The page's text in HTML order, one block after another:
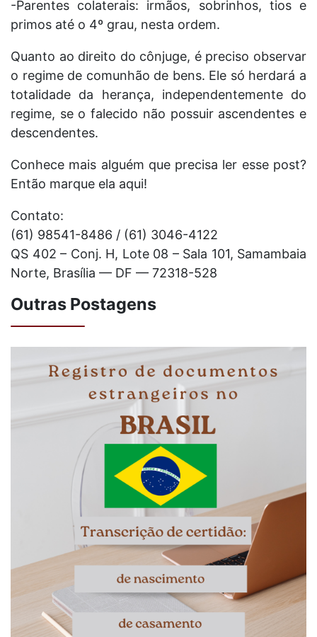
-Parentes colaterais: irmãos, sobrinhos, tios e
primos até o 4º grau, nesta ordem.
Quanto ao direito do cônjuge, é preciso observar
o regime de comunhão de bens. Ele só herdará a
totalidade da herança, independentemente do
regime, se o falecido não possuir ascendentes e
descendentes.
Conhece mais alguém que precisa ler esse post?
Então marque ela aqui!
Contato:
(61) 98541-8486 / (61) 3046-4122
QS 402 – Conj. H, Lote 08 – Sala 101, Samambaia
Norte, Brasília — DF — 72318-528
Outras Postagens